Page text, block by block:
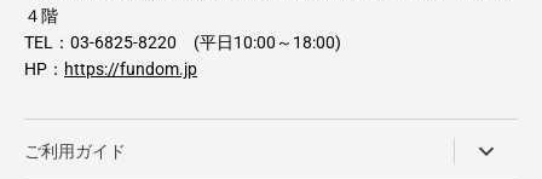
４階
TEL：03-6825-8220 (平日10:00～18:00)
HP： https://fundom.jp
ご利用ガイド